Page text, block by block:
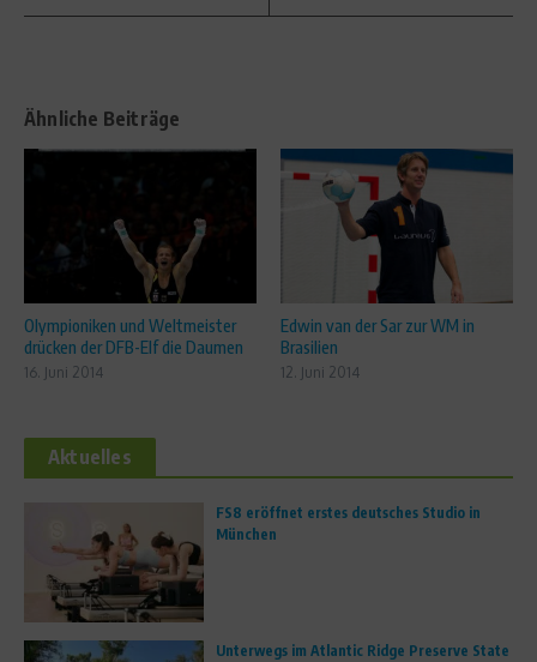
Ähnliche Beiträge
Olympioniken und Weltmeister
drücken der DFB-Elf die Daumen
16. Juni 2014
Edwin van der Sar zur WM in
Brasilien
12. Juni 2014
Aktuelles
FS8 eröffnet erstes deutsches Studio in
München
Unterwegs im Atlantic Ridge Preserve State